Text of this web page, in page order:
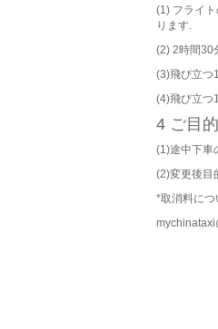
(1) フライ
ります.
(2) 2時間30
(3)飛び立つ
(4)飛び立つ
4 ご目
(1)途中下車
(2)変更後目
*取消料につ